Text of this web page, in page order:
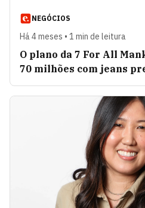
NEGÓCIOS
Há 4 meses • 1 min de leitura
O plano da 7 For All
70 milhões com jeans